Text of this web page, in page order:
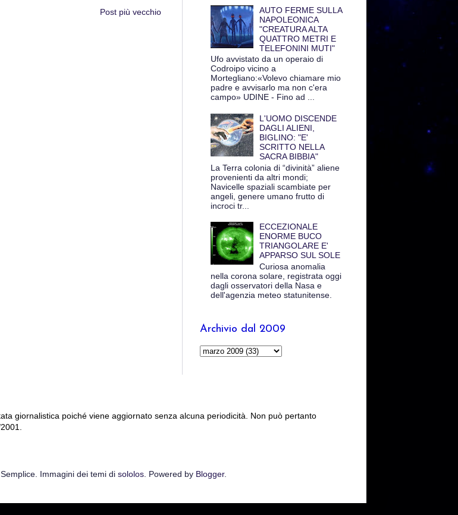
Post più vecchio
AUTO FERME SULLA
NAPOLEONICA
"CREATURA ALTA
QUATTRO METRI E
TELEFONINI MUTI"
Ufo avvistato da un operaio di
Codroipo vicino a
Mortegliano:«Volevo chiamare mio
padre e avvisarlo ma non c'era
campo» UDINE - Fino ad ...
L'UOMO DISCENDE
DAGLI ALIENI,
BIGLINO: "E'
SCRITTO NELLA
SACRA BIBBIA"
La Terra colonia di “divinità” aliene
provenienti da altri mondi;
Navicelle spaziali scambiate per
angeli, genere umano frutto di
incroci tr...
ECCEZIONALE
ENORME BUCO
TRIANGOLARE E'
APPARSO SUL SOLE
Curiosa anomalia
nella corona solare, registrata oggi
dagli osservatori della Nasa e
dell'agenzia meteo statunitense.
Archivio dal 2009
giornalistica poiché viene aggiornato senza alcuna periodicità. Non può pertanto
Immagini dei temi di sololos. Powered by Blogger.